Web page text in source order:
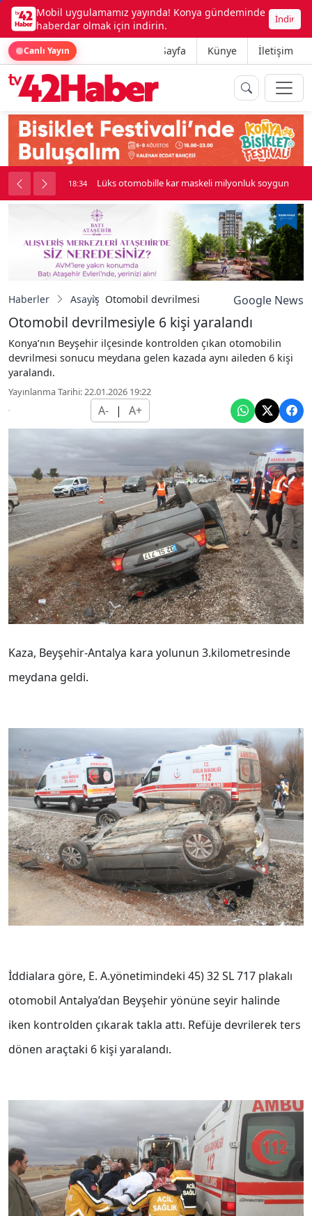
Mobil uygulamamız yayında! Konya gündeminde
haberdar olmak için indirin.
İndir
Canlı Yayın Ana Sayfa Künye İletişim
kavga çıktı 18:34 Lüks otomobille kar maskeli milyonluk soygun
Haberler Asayiş Otomobil devrilmesiyle 6 kişi yaralandı
Google News
Otomobil devrilmesiyle 6 kişi yaralandı
Konya’nın Beyşehir ilçesinde kontrolden çıkan otomobilin
devrilmesi sonucu meydana gelen kazada aynı aileden 6 kişi
yaralandı.
Yayınlanma Tarihi: 22.01.2026 19:22
A- | A+
Kaza, Beyşehir-Antalya kara yolunun 3.kilometresinde
meydana geldi.
İddialara göre, E. A.yönetimindeki 45) 32 SL 717 plakalı
otomobil Antalya’dan Beyşehir yönüne seyir halinde
iken kontrolden çıkarak takla attı. Refüje devrilerek ters
dönen araçtaki 6 kişi yaralandı.